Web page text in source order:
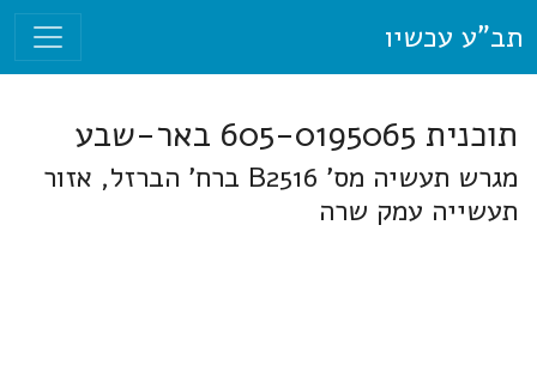
תב"ע עכשיו
תוכנית 605-0195065 באר-שבע
מגרש תעשיה מס' B2516 ברח' הברזל, אזור
תעשייה עמק שרה